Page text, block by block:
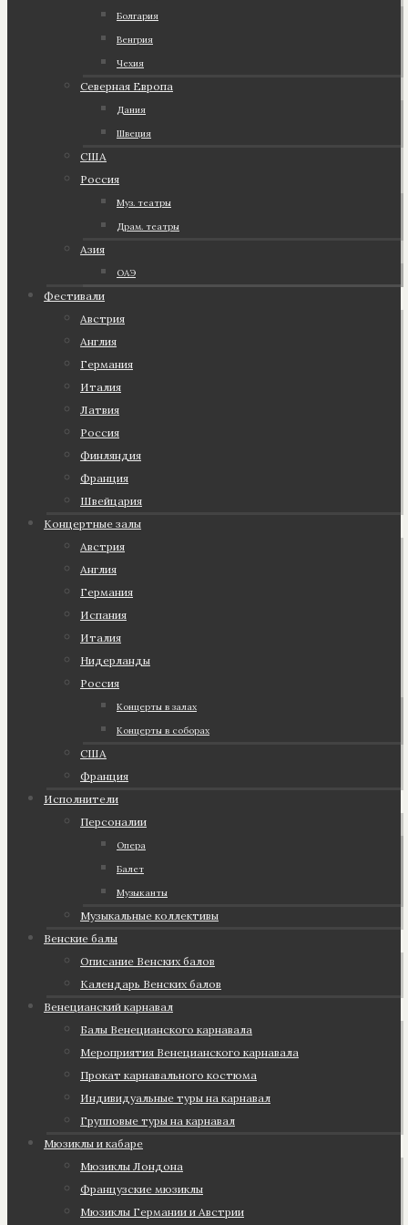
Болгария
Венгрия
Чехия
Северная Европа
Дания
Швеция
США
Россия
Муз. театры
Драм. театры
Азия
ОАЭ
Фестивали
Австрия
Англия
Германия
Италия
Латвия
Россия
Финляндия
Франция
Швейцария
Концертные залы
Австрия
Англия
Германия
Испания
Италия
Нидерланды
Россия
Концерты в залах
Концерты в соборах
США
Франция
Исполнители
Персоналии
Опера
Балет
Музыканты
Музыкальные коллективы
Венские балы
Описание Венских балов
Календарь Венских балов
Венецианский карнавал
Балы Венецианского карнавала
Мероприятия Венецианского карнавала
Прокат карнавального костюма
Индивидуальные туры на карнавал
Групповые туры на карнавал
Мюзиклы и кабаре
Мюзиклы Лондона
Французские мюзиклы
Мюзиклы Германии и Австрии